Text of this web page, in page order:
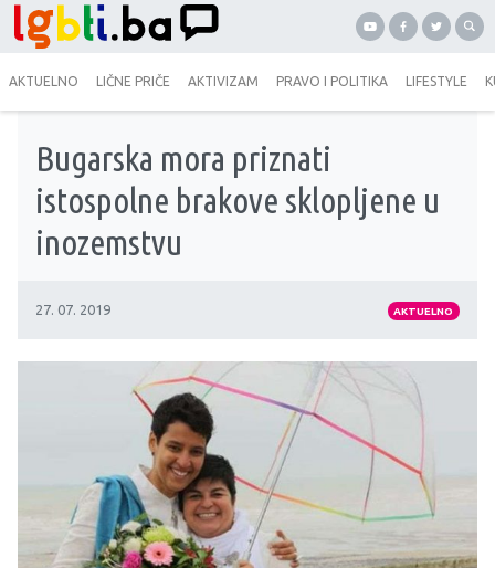
AKTUELNO LIČNE PRIČE AKTIVIZAM PRAVO I POLITIKA LIFESTYLE
Bugarska mora priznati
istospolne brakove sklopljene u
inozemstvu
27. 07. 2019 AKTUELNO